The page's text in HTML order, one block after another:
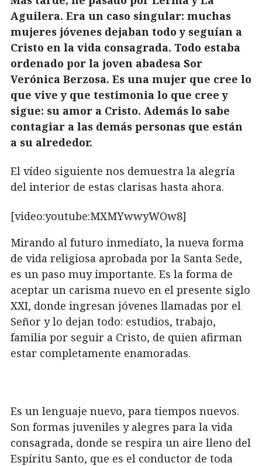
Aguilera. Era un caso singular: muchas
mujeres jóvenes dejaban todo y seguían a
Cristo en la vida consagrada. Todo estaba
ordenado por la joven abadesa Sor
Verónica Berzosa. Es una mujer que cree lo
que vive y que testimonia lo que cree y
sigue: su amor a Cristo. Además lo sabe
contagiar a las demás personas que están
a su alrededor.
El vídeo siguiente nos demuestra la alegría
del interior de estas clarisas hasta ahora.
[video:youtube:MXMYwwyWOw8]
Mirando al futuro inmediato, la nueva forma
de vida religiosa aprobada por la Santa Sede,
es un paso muy importante. Es la forma de
aceptar un carisma nuevo en el presente siglo
XXI, donde ingresan jóvenes llamadas por el
Señor y lo dejan todo: estudios, trabajo,
familia por seguir a Cristo, de quien afirman
estar completamente enamoradas.
Es un lenguaje nuevo, para tiempos nuevos.
Son formas juveniles y alegres para la vida
consagrada, donde se respira un aire lleno del
Espíritu Santo, que es el conductor de toda